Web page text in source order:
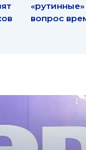
вопрос